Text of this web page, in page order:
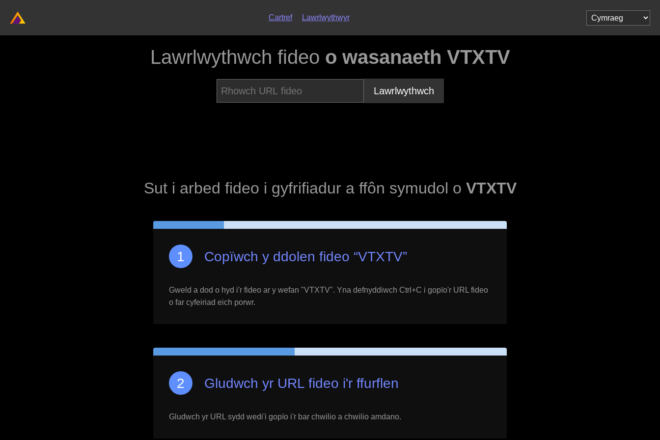
Cartref Lawrlwythwyr
Lawrlwythwch fideo o wasanaeth VTXTV
Lawrlwythwch
Sut i arbed fideo i gyfrifiadur a ffôn symudol o VTXTV
Copïwch y ddolen fideo “VTXTV”
Gweld a dod o hyd i'r fideo ar y wefan "VTXTV". Yna defnyddiwch Ctrl+C i gopïo'r URL fideo
o far cyfeiriad eich porwr.
Gludwch yr URL fideo i'r ffurflen
Gludwch yr URL sydd wedi'i gopïo i'r bar chwilio a chwilio amdano.